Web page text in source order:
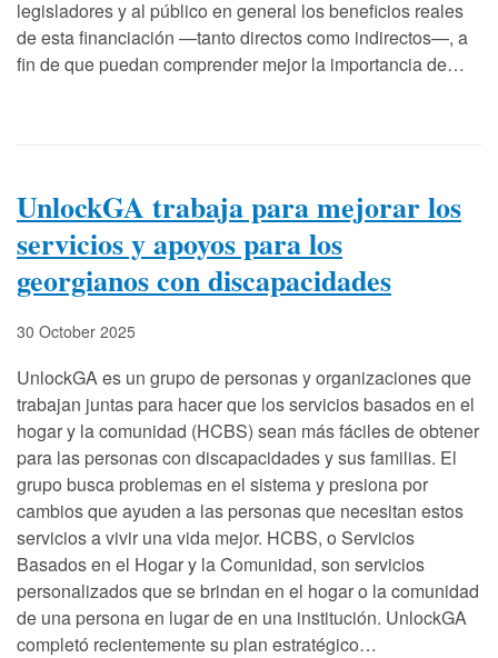
legisladores y al público en general los beneficios reales
de esta financiación —tanto directos como indirectos—, a
fin de que puedan comprender mejor la importancia de…
UnlockGA trabaja para mejorar los
servicios y apoyos para los
georgianos con discapacidades
30 October 2025
UnlockGA es un grupo de personas y organizaciones que
trabajan juntas para hacer que los servicios basados en el
hogar y la comunidad (HCBS) sean más fáciles de obtener
para las personas con discapacidades y sus familias. El
grupo busca problemas en el sistema y presiona por
cambios que ayuden a las personas que necesitan estos
servicios a vivir una vida mejor. HCBS, o Servicios
Basados en el Hogar y la Comunidad, son servicios
personalizados que se brindan en el hogar o la comunidad
de una persona en lugar de en una institución. UnlockGA
completó recientemente su plan estratégico…